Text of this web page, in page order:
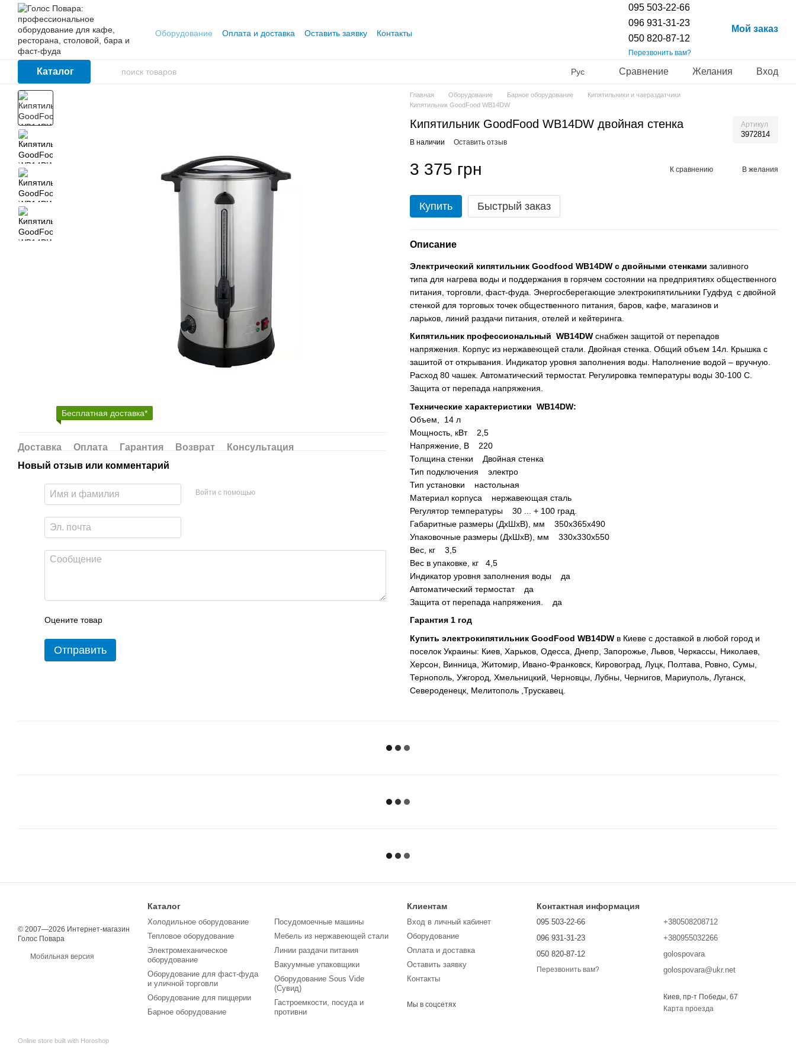
Перейти к основному контенту
Оборудование Оплата и доставка Оставить заявку Контакты
095 503-22-66
096 931-31-23
050 820-87-12
Перезвонить вам?
Мой заказ
Каталог Рус Сравнение Желания Вход
Бесплатная доставка*
Доставка Оплата Гарантия Возврат
Консультация
Новый отзыв или комментарий
Войти с помощью
Оцените товар
Отправить
Главная Оборудование Барное оборудование
Кипятильники и чаераздатчики
Кипятильник GoodFood WB14DW
Кипятильник GoodFood WB14DW двойная стенка Артикул
3972814
В наличии Оставить отзыв
3 375 грн К сравнению В желания
Купить Быстрый заказ
Описание
Электрический кипятильник Goodfood WB14DW с двойными стенками заливного
типа для нагрева воды и поддержания в горячем состоянии на предприятиях общественного
питания, торговли, фаст-фуда. Энергосберегающие электрокипятильники Гудфуд с двойной
стенкой для торговых точек общественного питания, баров, кафе, магазинов и
ларьков, линий раздачи питания, отелей и кейтеринга.
Кипятильник профессиональный WB14DW снабжен защитой от перепадов
напряжения. Корпус из нержавеющей стали. Двойная стенка. Общий объем 14л. Крышка с
зашитой от открывания. Индикатор уровня заполнения воды. Наполнение водой – вручную.
Расход 80 чашек. Автоматический термостат. Регулировка температуры воды 30-100 С.
Защита от перепада напряжения.
Технические характеристики WB14DW:
Объем, 14 л
Мощность, кВт 2,5
Напряжение, В 220
Толщина стенки Двойная стенка
Тип подключения электро
Тип установки настольная
Материал корпуса нержавеющая сталь
Регулятор температуры 30 ... + 100 град.
Габаритные размеры (ДхШхВ), мм 350х365х490
Упаковочные размеры (ДхШхВ), мм 330х330х550
Вес, кг 3,5
Вес в упаковке, кг 4,5
Индикатор уровня заполнения воды да
Автоматический термостат да
Защита от перепада напряжения. да
Гарантия 1 год
Купить электрокипятильник GoodFood WB14DW в Киеве с доставкой в любой город и
поселок Украины: Киев, Харьков, Одесса, Днепр, Запорожье, Львов, Черкассы, Николаев,
Херсон, Винница, Житомир, Ивано-Франковск, Кировоград, Луцк, Полтава, Ровно, Сумы,
Тернополь, Ужгород, Хмельницкий, Черновцы, Лубны, Чернигов, Мариуполь, Луганск,
Североденецк, Мелитополь ,Трускавец.
© 2007—2026 Интернет-магазин
Голос Повара
Мобильная версия
Online store built with Horoshop
Каталог
Холодильное оборудование
Тепловое оборудование
Электромеханическое
оборудование
Оборудование для фаст-фуда
и уличной торговли
Оборудование для пиццерии
Барное оборудование
Посудомоечные машины
Мебель из нержавеющей стали
Линии раздачи питания
Вакуумные упаковщики
Оборудование Sous Vide
(Сувид)
Гастроемкости, посуда и
противни
Клиентам
Вход в личный кабинет
Оборудование
Оплата и доставка
Оставить заявку
Контакты
Мы в соцсетях
Контактная информация
095 503-22-66
096 931-31-23
050 820-87-12
Перезвонить вам?
+380508208712
+380955032266
golospovara
golospovara@ukr.net
Киев, пр-т Победы, 67
Карта проезда